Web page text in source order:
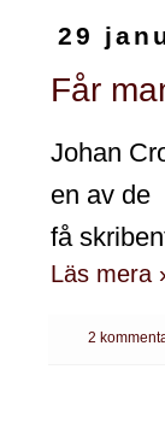
29
Får
Johan
en av de
få
Läs mera
2